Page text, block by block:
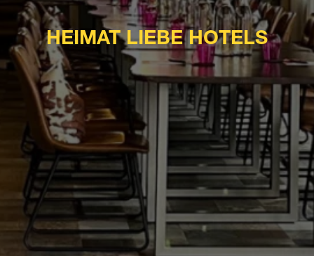
HEIMAT LIEBE HOTELS